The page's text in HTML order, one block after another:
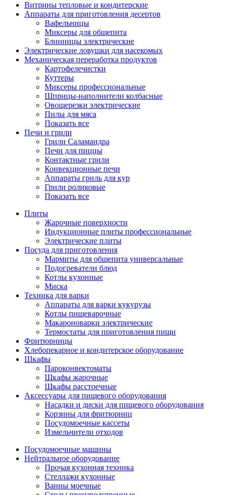
Витрины тепловые и кондитерские
Аппараты для приготовления десертов
Вафельницы
Миксеры для общепита
Блинницы электрические
Электрические ловушки для насекомых
Механическая переработка продуктов
Картофелечистки
Куттеры
Миксеры профессиональные
Шприцы-наполнители колбасные
Овощерезки электрические
Пилы для мяса
Показать все
Печи и грили
Грили Саламандра
Печи для пиццы
Контактные грили
Конвекционные печи
Аппараты гриль для кур
Грили роликовые
Показать все
Плиты
Жарочные поверхности
Индукционные плиты профессиональные
Электрические плиты
Посуда для приготовления
Мармиты для общепита универсальные
Подогреватели блюд
Котлы кухонные
Миска
Техника для варки
Аппараты для варки кукурузы
Котлы пищеварочные
Макароноварки электрические
Термостаты для приготовления пищи
Фритюрницы
Хлебопекарное и кондитерское оборудование
Шкафы
Пароконвектоматы
Шкафы жарочные
Шкафы расстоечные
Аксессуары для пищевого оборудования
Насадки и диски для пищевого оборудования
Корзины для фритюрниц
Посудомоечные кассеты
Измельчители отходов
Посудомоечные машины
Нейтральное оборудование
Прочая кухонная техника
Стеллажи кухонные
Ванны моечные